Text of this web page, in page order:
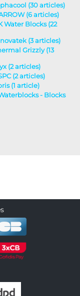
(30 articles)
(6 articles)
Water Blocks (22
(3 articles)
Grizzly (13
(2 articles)
(2 articles)
(1 article)
- Blocks